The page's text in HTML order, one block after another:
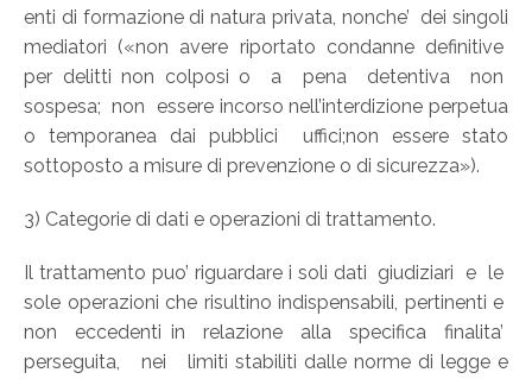
enti di formazione di natura privata, nonche’ dei singoli
mediatori («non avere riportato condanne definitive
per delitti non colposi o a pena detentiva non
sospesa; non essere incorso nell’interdizione perpetua
o temporanea dai pubblici uffici;non essere stato
sottoposto a misure di prevenzione o di sicurezza»).
3) Categorie di dati e operazioni di trattamento.
Il trattamento puo’ riguardare i soli dati giudiziari e le
sole operazioni che risultino indispensabili, pertinenti e
non eccedenti in relazione alla specifica finalita’
perseguita, nei limiti stabiliti dalle norme di legge e